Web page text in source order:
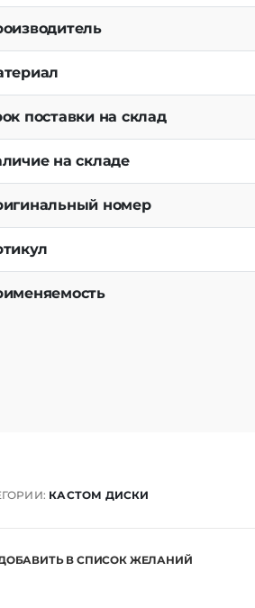
поставки на склад
на складе
номер
КАСТОМ ДИСКИ
В СПИСОК ЖЕЛАНИЙ